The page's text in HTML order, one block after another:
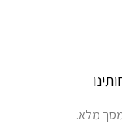
מלא.